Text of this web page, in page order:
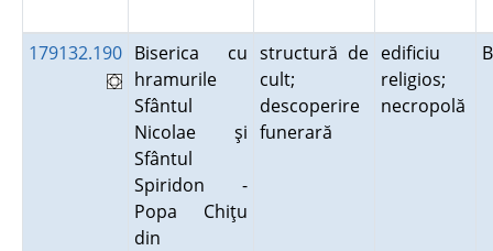
179132.190 Biserica cu
hramurile
Sfântul
Nicolae şi
Sfântul
Spiridon -
Popa Chiţu
din
structură de
cult;
descoperire
funerară
edificiu
religios;
necropolă